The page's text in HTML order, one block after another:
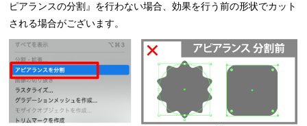
ピアランスの分割』を行わない場合、効果を行う前の形状でカット
される場合がございます。